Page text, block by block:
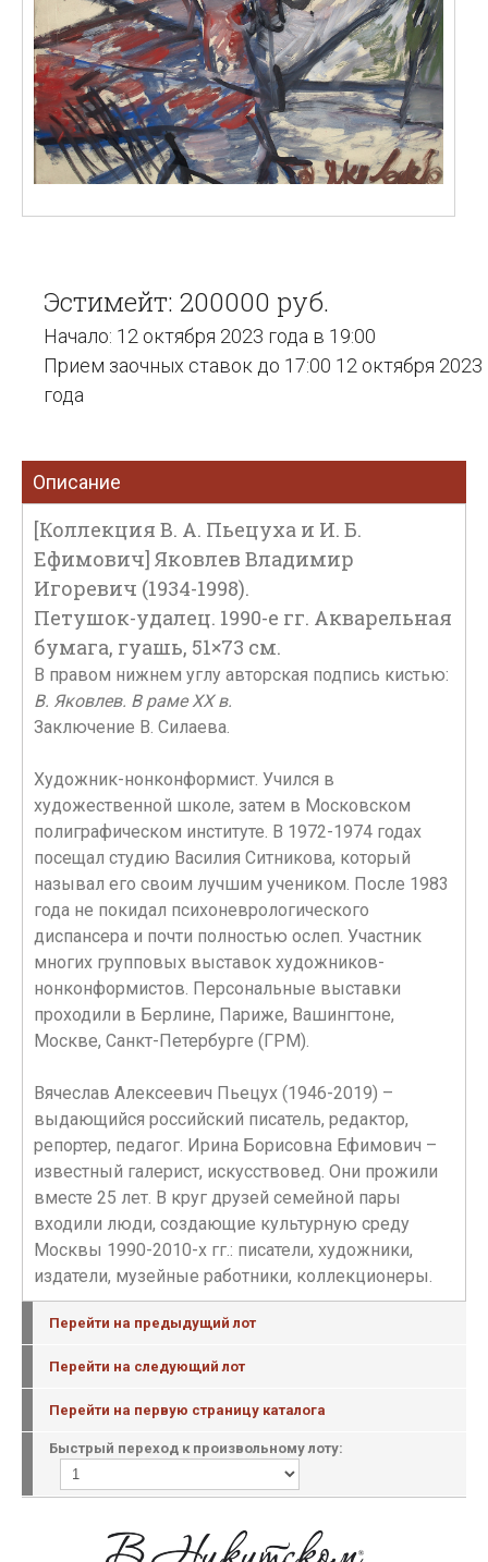
Эстимейт: 200000 руб.
Начало: 12 октября 2023 года в 19:00
Прием заочных ставок до 17:00 12 октября 2023
года
Описание
[Коллекция В. А. Пьецуха и И. Б.
Ефимович] Яковлев Владимир
Игоревич (1934-1998).
Петушок-удалец. 1990-е гг. Акварельная
бумага, гуашь, 51×73 см.
В правом нижнем углу авторская подпись кистью:
В. Яковлев. В раме XX в.
Заключение В. Силаева.
Художник-нонконформист. Учился в
художественной школе, затем в Московском
полиграфическом институте. В 1972-1974 годах
посещал студию Василия Ситникова, который
называл его своим лучшим учеником. После 1983
года не покидал психоневрологического
диспансера и почти полностью ослеп. Участник
многих групповых выставок художников-
нонконформистов. Персональные выставки
проходили в Берлине, Париже, Вашингтоне,
Москве, Санкт-Петербурге (ГРМ).
Вячеслав Алексеевич Пьецух (1946-2019) –
выдающийся российский писатель, редактор,
репортер, педагог. Ирина Борисовна Ефимович –
известный галерист, искусствовед. Они прожили
вместе 25 лет. В круг друзей семейной пары
входили люди, создающие культурную среду
Москвы 1990-2010-х гг.: писатели, художники,
издатели, музейные работники, коллекционеры.
Перейти на предыдущий лот
Перейти на следующий лот
Перейти на первую страницу каталога
Быстрый переход к произвольному лоту: